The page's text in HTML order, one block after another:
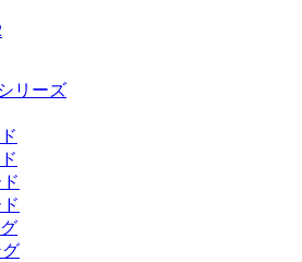
リーズ